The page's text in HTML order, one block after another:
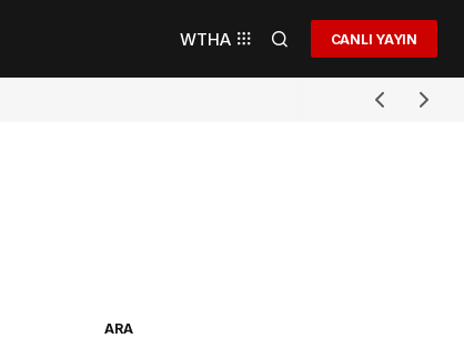
WTHA CANLI YAYIN
ARA